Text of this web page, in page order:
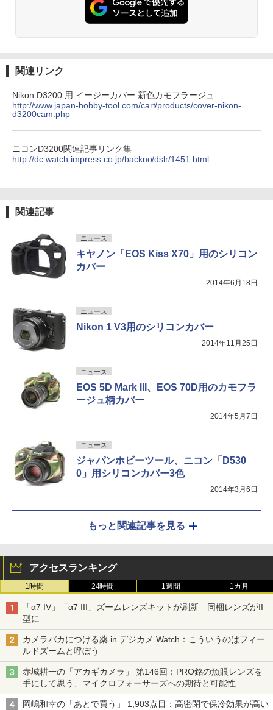
関連リンク
Nikon D3200 用 イージーカバー 新色カモフラージュ
http://www.japan-hobby-tool.com/cart/products/cover-nikon-
d3200cam.php
ニコンD3200関連記事リンク集
http://dc.watch.impress.co.jp/backno/dslr/1451.html
関連記事
ニュース
キヤノン「EOS Kiss X70」用のシリコン
カバー
2014年6月18日
ニュース
Nikon 1 V3用のシリコンカバー
2014年11月25日
ニュース
EOS 5D Mark III、EOS 70D用のカモフラ
ージュ柄カバー
2014年5月7日
ニュース
ジャパンホビーツール、ニコン「D530
0」用シリコンカバー3色
2014年3月6日
もっと関連記事を見る
アクセスランキング
1時間 24時間 1週間 1カ月
「α7 IV」「α7 III」ズームレンズキットが刷新 同梱レンズがII
型に
カメラバカにつける薬 in デジカメ Watch：こういうのはフィー
ルドズームと呼ぼう
赤城耕一の「アカギカメラ」 第146回：PRO銘の魚眼レンズを
手にして思う、マイクロフォーサーズへの期待と可能性
岡嶋和幸の「あとで買う」 1,903点目：高密閉で保冷効果が高い